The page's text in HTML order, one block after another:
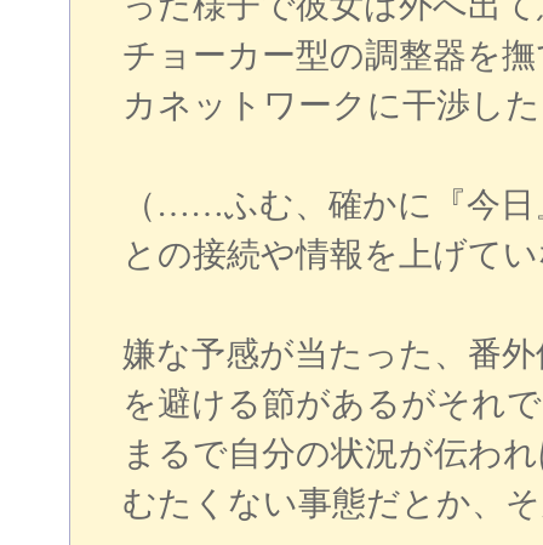
チョーカー型の調整器を
カネットワークに干渉し
（……ふむ、確かに『今
との接続や情報を上げて
嫌な予感が当たった、番
を避ける節があるがそれ
まるで自分の状況が伝わ
むたくない事態だとか、